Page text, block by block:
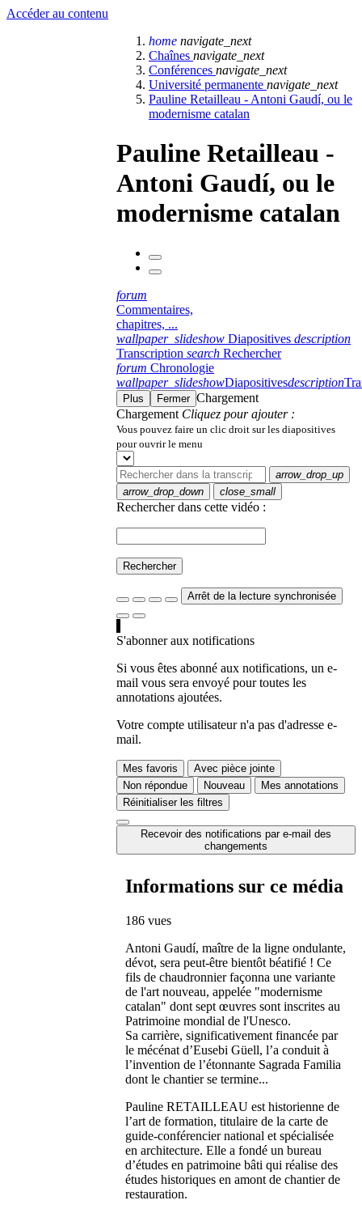
Accéder au contenu
home navigate_next
Chaînes navigate_next
Conférences navigate_next
Université permanente navigate_next
Pauline Retailleau - Antoni Gaudí, ou le
modernisme catalan
Pauline Retailleau -
Antoni Gaudí, ou le
modernisme catalan
forum
Commentaires,
chapitres, ...
wallpaper_slideshow Diapositives description
Transcription search Rechercher
forum Chronologie
wallpaper_slideshowDiapositivesdescription
Plus Fermer Chargement
Chargement Cliquez pour ajouter :
Vous pouvez faire un clic droit sur les diapositives
pour ouvrir le menu
arrow_drop_up
arrow_drop_down
close_small
Rechercher dans cette vidéo :
Rechercher
Arrêt de la lecture synchronisée
S'abonner aux notifications
Si vous êtes abonné aux notifications, un e-
mail vous sera envoyé pour toutes les
annotations ajoutées.
Votre compte utilisateur n'a pas d'adresse e-
mail.
Mes favoris
Avec pièce jointe
Non répondue
Nouveau
Mes annotations
Réinitialiser les filtres
Recevoir des notifications par e-mail des
changements
Informations sur ce média
186 vues
Antoni Gaudí, maître de la ligne ondulante,
dévot, sera peut-être bientôt béatifié ! Ce
fils de chaudronnier façonna une variante
de l'art nouveau, appelée "modernisme
catalan" dont sept œuvres sont inscrites au
Patrimoine mondial de l'Unesco.
Sa carrière, significativement financée par
le mécénat d’Eusebi Güell, l’a conduit à
l’invention de l’étonnante Sagrada Familia
dont le chantier se termine...
Pauline RETAILLEAU est historienne de
l’art de formation, titulaire de la carte de
guide-conférencier national et spécialisée
en architecture. Elle a fondé un bureau
d’études en patrimoine bâti qui réalise des
études historiques en amont de chantier de
restauration.